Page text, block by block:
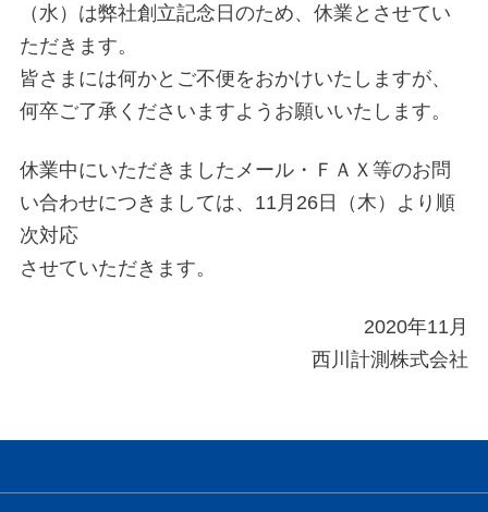
（水）は弊社創立記念日のため、休業とさせてい
ただきます。
皆さまには何かとご不便をおかけいたしますが、
何卒ご了承くださいますようお願いいたします。
休業中にいただきましたメール・ＦＡＸ等のお問
い合わせにつきましては、11月26日（木）より順
次対応
させていただきます。
2020年11月
西川計測株式会社